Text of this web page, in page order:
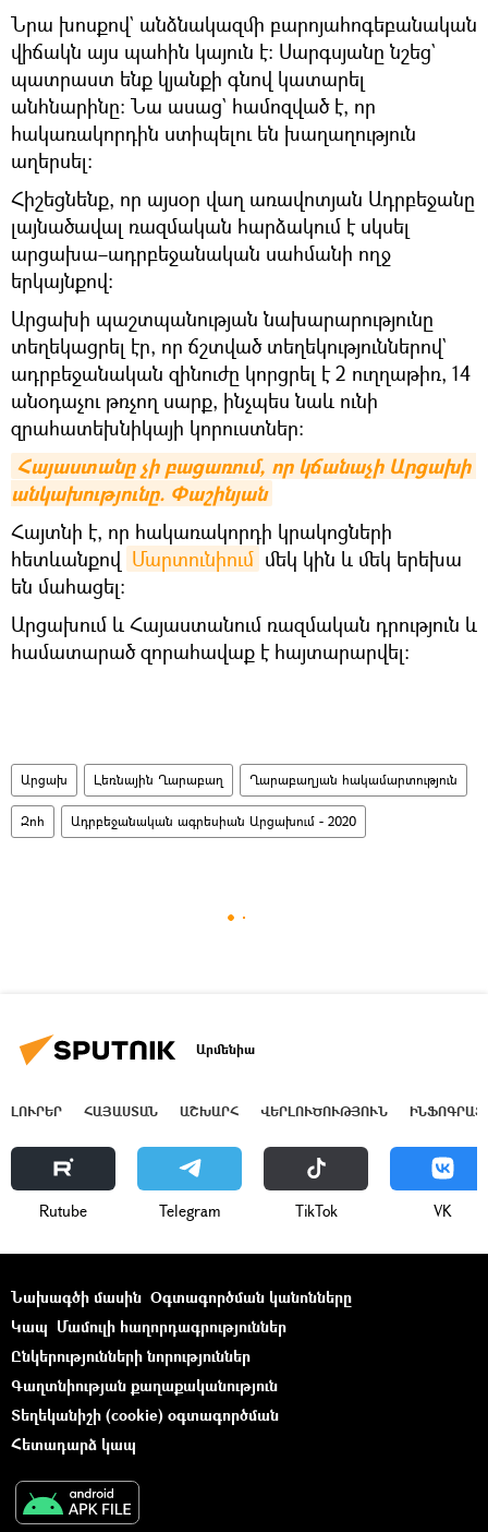
Նրա խոսքով` անձնակազմի բարոյահոգեբանական
վիճակն այս պահին կայուն է։ Սարգսյանը նշեց`
պատրաստ ենք կյանքի գնով կատարել
անհնարինը։ Նա ասաց` համոզված է, որ
հակառակորդին ստիպելու են խաղաղություն
աղերսել։
Հիշեցնենք, որ այսօր վաղ առավոտյան Ադրբեջանը
լայնածավալ ռազմական հարձակում է սկսել
արցախա–ադրբեջանական սահմանի ողջ
երկայնքով:
Արցախի պաշտպանության նախարարությունը
տեղեկացրել էր, որ ճշտված տեղեկություններով`
ադրբեջանական զինուժը կորցրել է 2 ուղղաթիռ, 14
անօդաչու թռչող սարք, ինչպես նաև ունի
զրահատեխնիկայի կորուստներ:
Հայաստանը չի բացառում, որ կճանաչի Արցախի
անկախությունը. Փաշինյան
Հայտնի է, որ հակառակորդի կրակոցների
հետևանքով Մարտունիում մեկ կին և մեկ երեխա
են մահացել։
Արցախում և Հայաստանում ռազմական դրություն և
համատարած զորահավաք է հայտարարվել։
Արցախ Լեռնային Ղարաբաղ Ղարաբաղյան հակամարտություն
Զոհ Ադրբեջանական ագրեսիան Արցախում - 2020
Արմենիա
ԼՈՒՐԵՐ ՀԱՅԱՍՏԱՆ ԱՇԽԱՐՀ ՎԵՐԼՈՒԾՈՒԹՅՈՒՆ
Rutube Telegram ТikТоk VK
Նախագծի մասին Օգտագործման կանոնները
Կապ Մամուլի հաղորդագրություններ
Ընկերությունների նորություններ
Գաղտնիության քաղաքականություն
Տեղեկանիշի (cookie) օգտագործման
Հետադարձ կապ